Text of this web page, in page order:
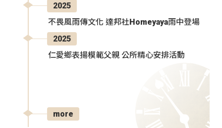
2025
不畏風雨傳文化 達邦社Homeyaya雨中登場
2025
仁愛鄉表揚模範父親 公所精心安排活動
more